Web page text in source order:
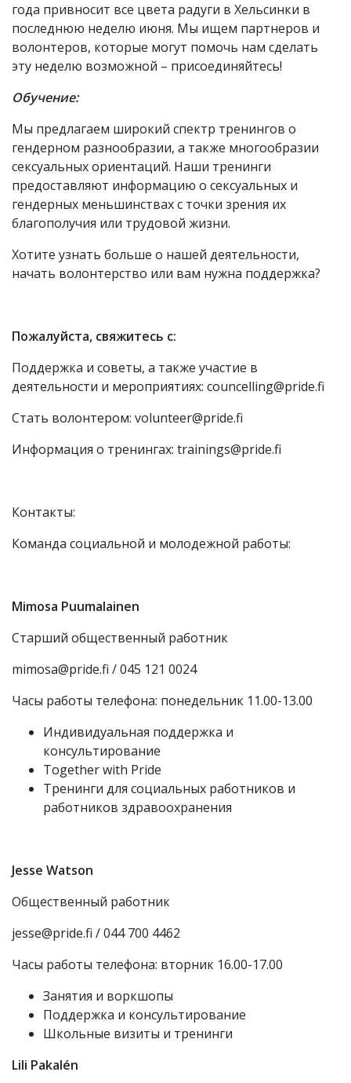
года привносит все цвета радуги в Хельсинки в
последнюю неделю июня. Мы ищем партнеров и
волонтеров, которые могут помочь нам сделать
эту неделю возможной – присоединяйтесь!
Обучение:
Мы предлагаем широкий спектр тренингов о
гендерном разнообразии, а также многообразии
сексуальных ориентаций. Наши тренинги
предоставляют информацию о сексуальных и
гендерных меньшинствах с точки зрения их
благополучия или трудовой жизни.
Хотите узнать больше о нашей деятельности,
начать волонтерство или вам нужна поддержка?
Пожалуйста, свяжитесь с:
Поддержка и советы, а также участие в
деятельности и мероприятиях: councelling@pride.fi
Стать волонтером: volunteer@pride.fi
Информация о тренингах: trainings@pride.fi
Контакты:
Команда социальной и молодежной работы:
Mimosa Puumalainen
Старший общественный работник
mimosa@pride.fi / 045 121 0024
Часы работы телефона: понедельник 11.00-13.00
Индивидуальная поддержка и
консультирование
Together with Pride
Тренинги для социальных работников и
работников здравоохранения
Jesse Watson
Общественный работник
jesse@pride.fi / 044 700 4462
Часы работы телефона: вторник 16.00-17.00
Занятия и воркшопы
Поддержка и консультирование
Школьные визиты и тренинги
Lili Pakalén